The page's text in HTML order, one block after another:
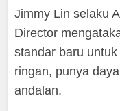
Jimmy Lin selaku
Director
standar baru
ringan, punya
andalan.